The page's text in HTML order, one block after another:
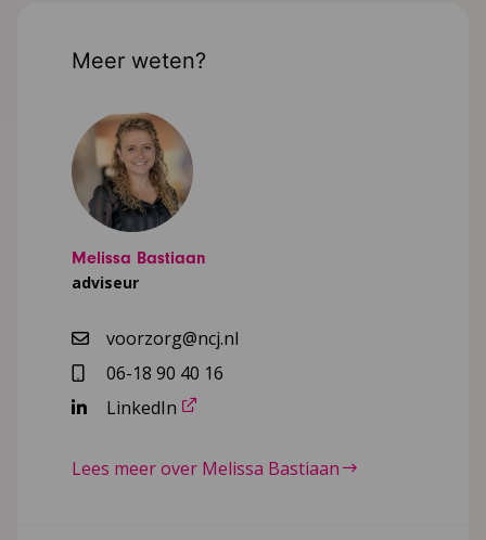
Meer weten?
Melissa Bastiaan
adviseur
voorzorg@ncj.nl
06-18 90 40 16
LinkedIn
Lees meer over Melissa Bastiaan